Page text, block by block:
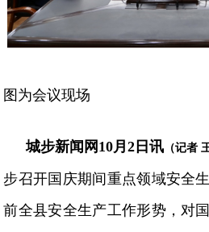
图为会议现场
城步新闻网 10月2日讯 （记者
步召开国庆期间重点领域安全
前全县安全生产工作形势，对